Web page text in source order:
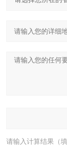
请输入计算结果（